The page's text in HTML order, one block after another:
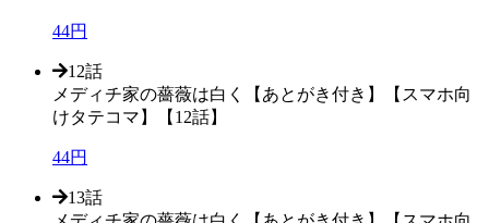
44円
12話
メディチ家の薔薇は白く【あとがき付き】【スマホ向
けタテコマ】【12話】
44円
13話